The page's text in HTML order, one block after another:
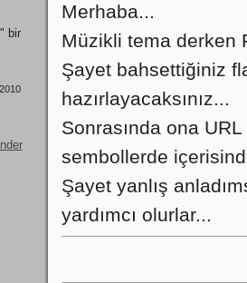
Merhaba...
Müzikli tema derken
Şayet bahsettiğiniz
hazırlayacaksınız...
Sonrasında ona
sembollerde
Şayet yanlış
yardımcı olurlar...